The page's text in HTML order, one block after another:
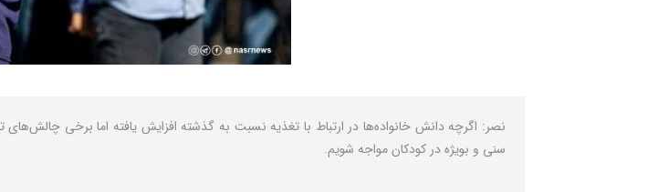
نصر: اگرچه دانش خانواده‌ها در ارتباط با تغذیه نسبت به گذشته افزایش یافته اما برخی
سنی و بویژه در کودکان مواجه شویم.